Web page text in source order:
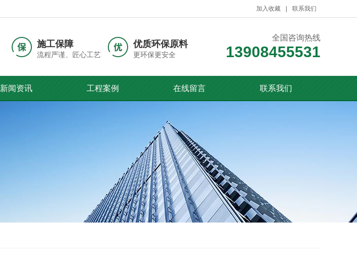
加入收藏 联系我们
施工保障
流程严谨、匠心工艺
优质环保原料
更环保更安全
全国咨询热线
13908455531
新闻资讯 工程案例 在线留言 联系我们